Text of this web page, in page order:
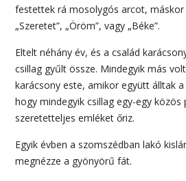
festettek rá mosolygós arcot,
„Szeretet”, „Öröm”, vagy „Béke”.
Eltelt néhány év, és a család
csillag gyűlt össze. Mindegyik más
karácsony este, amikor együtt álltak
hogy mindegyik csillag egy-egy
szeretetteljes emléket őriz.
Egyik évben a szomszédban lakó
megnézze a gyönyörű fát.